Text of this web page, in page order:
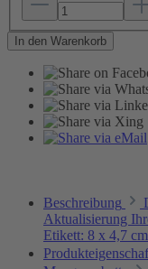
In den Warenkorb
Beschreibung
Aktualisierung
Etikett: 8 x 4,7